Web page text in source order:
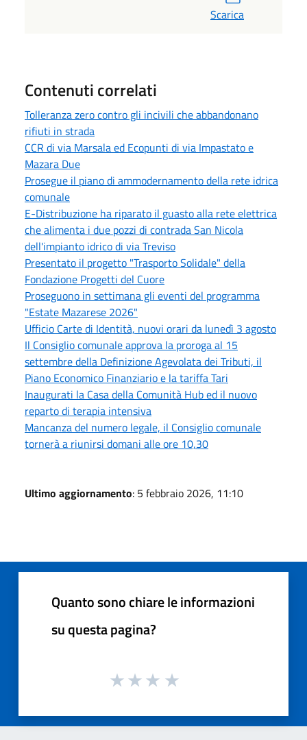
Scarica
Contenuti correlati
Tolleranza zero contro gli incivili che abbandonano
rifiuti in strada
CCR di via Marsala ed Ecopunti di via Impastato e
Mazara Due
Prosegue il piano di ammodernamento della rete idrica
comunale
E-Distribuzione ha riparato il guasto alla rete elettrica
che alimenta i due pozzi di contrada San Nicola
dell'impianto idrico di via Treviso
Presentato il progetto "Trasporto Solidale" della
Fondazione Progetti del Cuore
Proseguono in settimana gli eventi del programma
"Estate Mazarese 2026"
Ufficio Carte di Identità, nuovi orari da lunedì 3 agosto
Il Consiglio comunale approva la proroga al 15
settembre della Definizione Agevolata dei Tributi, il
Piano Economico Finanziario e la tariffa Tari
Inaugurati la Casa della Comunità Hub ed il nuovo
reparto di terapia intensiva
Mancanza del numero legale, il Consiglio comunale
tornerà a riunirsi domani alle ore 10,30
Ultimo aggiornamento: 5 febbraio 2026, 11:10
Quanto sono chiare le informazioni
su questa pagina?